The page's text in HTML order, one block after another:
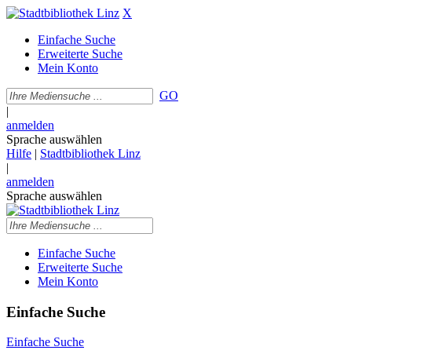
X
Einfache Suche
Erweiterte Suche
Mein Konto
GO
|
anmelden
Sprache auswählen
Hilfe | Stadtbibliothek Linz
|
anmelden
Sprache auswählen
Einfache Suche
Erweiterte Suche
Mein Konto
Einfache Suche
Einfache Suche